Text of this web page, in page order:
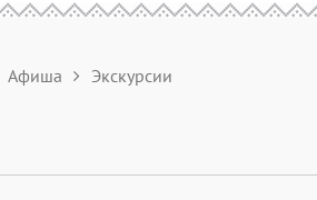
Афиша Экскурсии